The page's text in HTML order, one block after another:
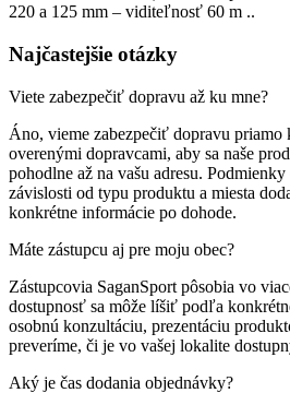
220 a 125 mm – viditeľnosť 60 m ..
Najčastejšie otázky
Viete zabezpečiť dopravu až ku mne?
Áno, vieme zabezpečiť dopravu priamo
overenými dopravcami, aby sa naše
pohodlne až na vašu adresu.
závislosti od typu produktu a miesta
konkrétne informácie po dohode.
Máte zástupcu aj pre moju obec?
Zástupcovia SaganSport pôsobia vo
dostupnosť sa môže líšiť podľa
osobnú konzultáciu, prezentáciu
preveríme, či je vo vašej lokalite
Aký je čas dodania objednávky?